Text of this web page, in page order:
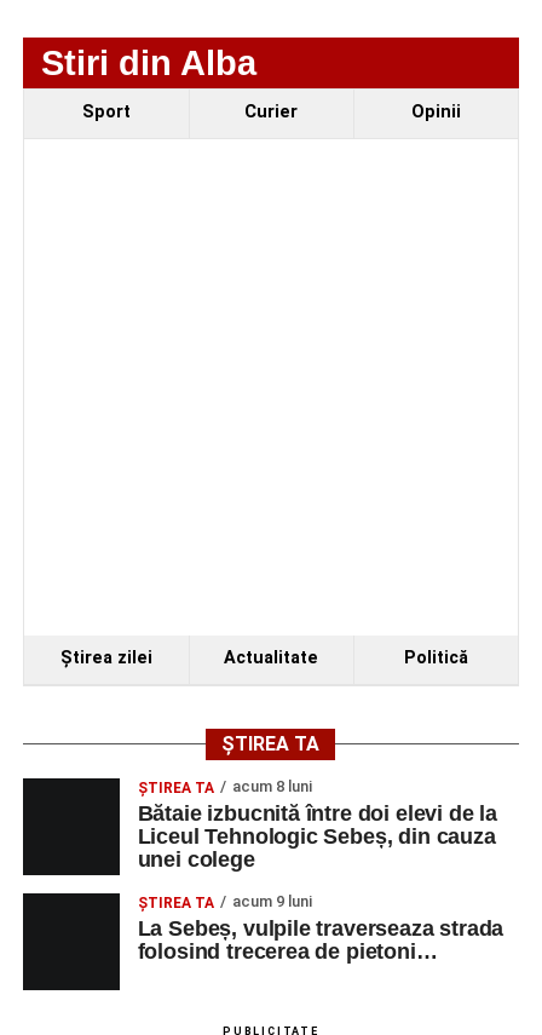
Stiri din Alba
Sport Curier Opinii
Ştirea zilei Actualitate Politică
ȘTIREA TA
ŞTIREA TA acum 8 luni
Bătaie izbucnită între doi elevi de la
Liceul Tehnologic Sebeș, din cauza
unei colege
ŞTIREA TA acum 9 luni
La Sebeș, vulpile traverseaza strada
folosind trecerea de pietoni…
PUBLICITATE